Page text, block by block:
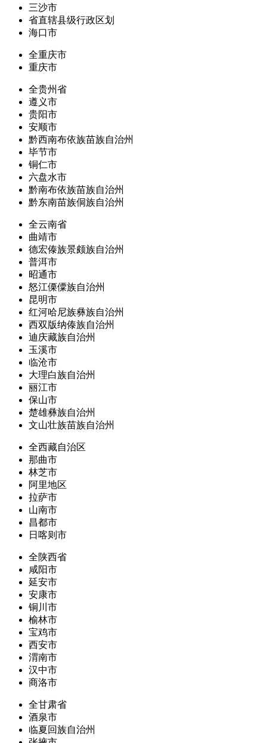
三沙市
省直辖县级行政区划
海口市
全重庆市
重庆市
全贵州省
遵义市
贵阳市
安顺市
黔西南布依族苗族自治州
毕节市
铜仁市
六盘水市
黔南布依族苗族自治州
黔东南苗族侗族自治州
全云南省
曲靖市
德宏傣族景颇族自治州
普洱市
昭通市
怒江傈僳族自治州
昆明市
红河哈尼族彝族自治州
西双版纳傣族自治州
迪庆藏族自治州
玉溪市
临沧市
大理白族自治州
丽江市
保山市
楚雄彝族自治州
文山壮族苗族自治州
全西藏自治区
那曲市
林芝市
阿里地区
拉萨市
山南市
昌都市
日喀则市
全陕西省
咸阳市
延安市
安康市
铜川市
榆林市
宝鸡市
西安市
渭南市
汉中市
商洛市
全甘肃省
酒泉市
临夏回族自治州